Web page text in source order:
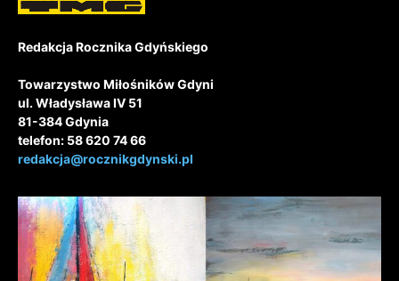
Redakcja Rocznika Gdyńskiego
Towarzystwo Miłośników Gdyni
ul. Władysława IV 51
81-384 Gdynia
telefon: 58 620 74 66
redakcja@rocznikgdynski.pl